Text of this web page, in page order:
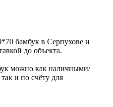
бамбук в Серпухове и
до объекта.
можно как наличными/
и по счёту для